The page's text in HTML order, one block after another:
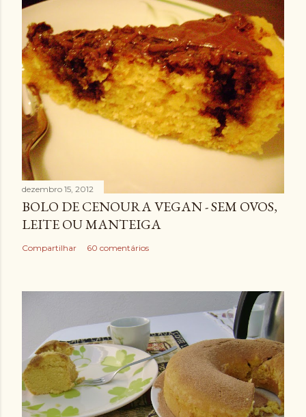
dezembro 15, 2012
BOLO DE CENOURA VEGAN - SEM OVOS,
LEITE OU MANTEIGA
Compartilhar 60 comentários